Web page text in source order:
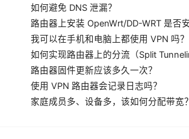
如何避免 DNS 泄漏？
路由器上安装 OpenWrt/DD-WRT 是否安
我可以在手机和电脑上都使用 VPN 吗？
如何实现路由器上的分流（Split
路由器固件更新应该多久一次？
使用 VPN 路由器会记录日志吗？
家庭成员多、设备多，该如何分配带宽？